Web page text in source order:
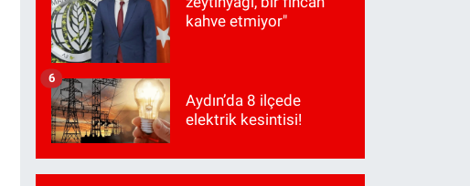
kahve etmiyor"
Aydın’da 8 ilçede
elektrik kesintisi!
6